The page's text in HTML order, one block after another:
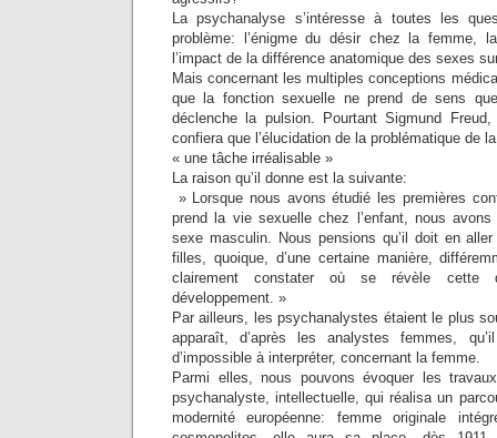
La psychanalyse s’intéresse à toutes les
problème: l’énigme du désir chez la femme,
l’impact de la différence anatomique des sexes
Mais concernant les multiples conceptions
que la fonction sexuelle ne prend de sens
déclenche la pulsion. Pourtant Sigmund
confiera que l’élucidation de la problématique de
« une tâche irréalisable »
La raison qu’il donne est la suivante:
» Lorsque nous avons étudié les premières
prend la vie sexuelle chez l’enfant, nous
sexe masculin. Nous pensions qu’il doit en
filles, quoique, d’une certaine manière,
clairement constater où se révèle cette
développement. »
Par ailleurs, les psychanalystes étaient le plus
apparaît, d’après les analystes femmes,
d’impossible à interpréter, concernant la femme.
Parmi elles, nous pouvons évoquer les
psychanalyste, intellectuelle, qui réalisa un
modernité européenne: femme originale